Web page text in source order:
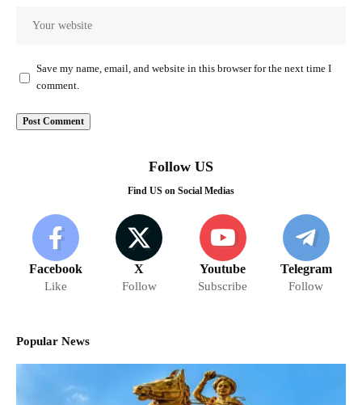
Save my name, email, and website in this browser for the next time I
comment.
Follow US
Find US on Social Medias
Facebook
Like
X
Follow
Youtube
Subscribe
Telegram
Follow
Popular News